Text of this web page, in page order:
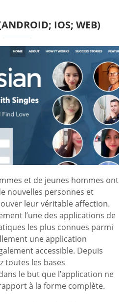
IOS; WEB)
et de jeunes hommes ont
nouvelles personnes et
leur véritable affection.
l’une des applications de
les plus connues parmi
une application
accessible. Depuis
toutes les bases
le but que l’application ne
à la forme complète.